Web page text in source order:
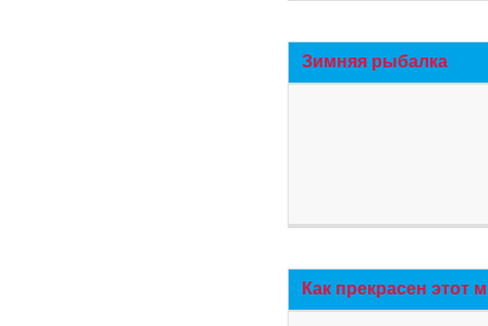
Зимняя рыбалка
Как прекрасен этот